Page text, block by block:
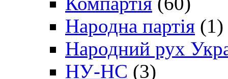
Народна партія (1)
Народний рух
НУ-НС (3)